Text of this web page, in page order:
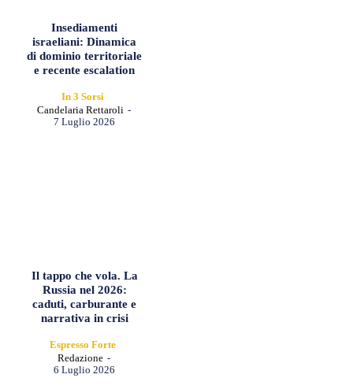
Insediamenti
israeliani: Dinamica
di dominio territoriale
e recente escalation
In 3 Sorsi
Candelaria Rettaroli -
7 Luglio 2026
Il tappo che vola. La
Russia nel 2026:
caduti, carburante e
narrativa in crisi
Espresso Forte
Redazione -
6 Luglio 2026